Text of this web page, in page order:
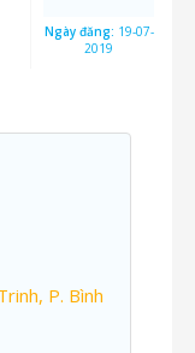
Ngày đăng: 19-07-
2019
P. Bình